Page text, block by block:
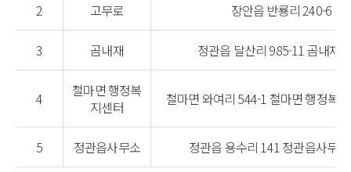
2 고무로 장안읍 반룡리 240-6
3 곰내재 정관읍 달산리 985-11 곰내재
4
철마면 행정복
지센터
철마면 와여리 544-1 철마면 행정복
5 정관읍사무소 정관읍 용수리 141 정관읍사무